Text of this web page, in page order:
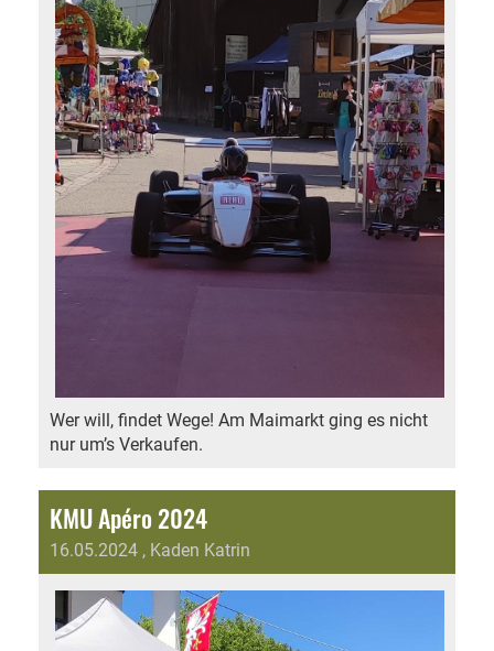
Wer will, findet Wege! Am Maimarkt ging es nicht
nur um’s Verkaufen.
KMU Apéro 2024
16.05.2024 , Kaden Katrin